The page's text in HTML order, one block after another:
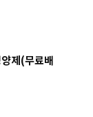
제(무료배